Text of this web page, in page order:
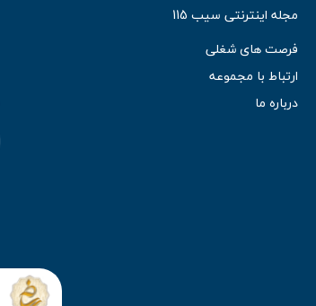
مجله اینترنتی سیب 115
فرصت های شغلی
ارتباط با مجموعه
درباره ما